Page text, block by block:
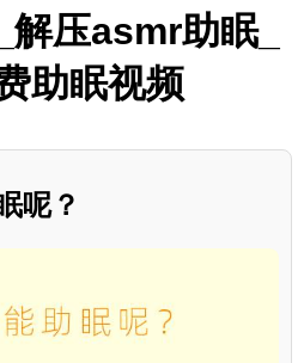
压asmr助眠_
助眠视频
呢？